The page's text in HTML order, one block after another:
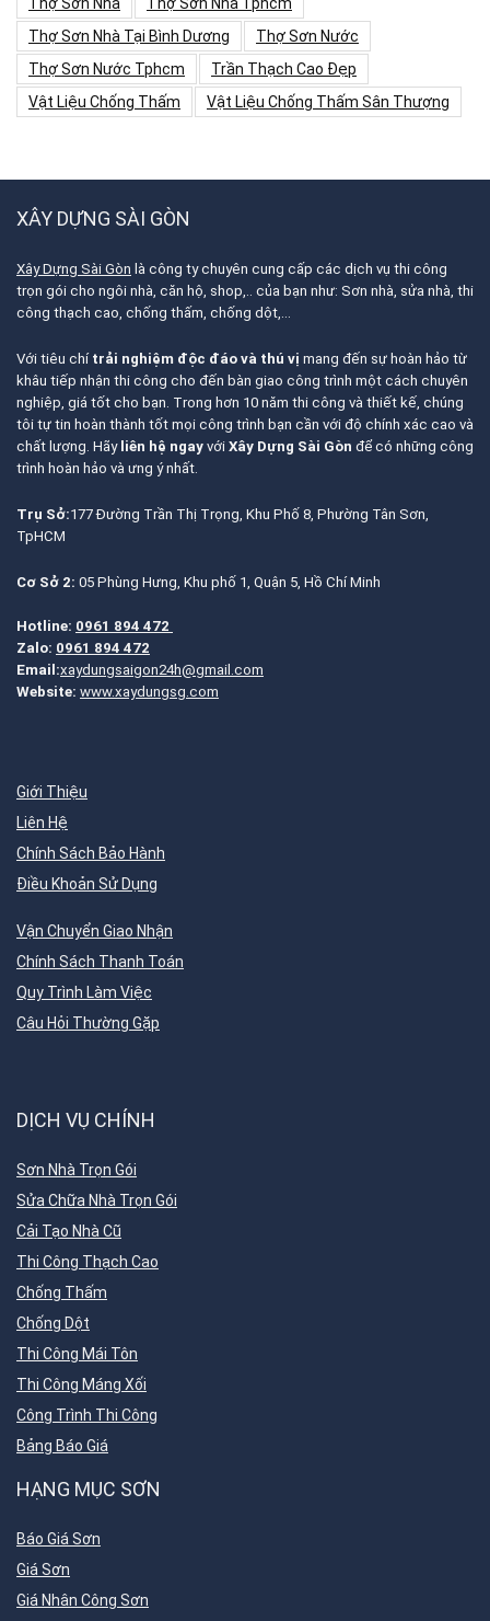
Thợ Sơn Nhà Tại Bình Dương
Thợ Sơn Nước
Thợ Sơn Nước Tphcm
Trần Thạch Cao Đẹp
Vật Liệu Chống Thấm
Vật Liệu Chống Thấm Sân Thượng
XÂY DỰNG SÀI GÒN
Xây Dựng Sài Gòn là công ty chuyên cung cấp các dịch vụ thi công
trọn gói cho ngôi nhà, căn hộ, shop,.. của bạn như: Sơn nhà, sửa nhà, thi
công thạch cao, chống thấm, chống dột,…
Với tiêu chí trải nghiệm độc đáo và thú vị mang đến sự hoàn hảo từ
khâu tiếp nhận thi công cho đến bàn giao công trình một cách chuyên
nghiệp, giá tốt cho bạn. Trong hơn 10 năm thi công và thiết kế, chúng
tôi tự tin hoàn thành tốt mọi công trình bạn cần với độ chính xác cao và
chất lượng. Hãy liên hệ ngay với Xây Dựng Sài Gòn để có những công
trình hoàn hảo và ưng ý nhất.
Trụ Sở:177 Đường Trần Thị Trọng, Khu Phố 8, Phường Tân Sơn,
TpHCM
Cơ Sở 2: 05 Phùng Hưng, Khu phố 1, Quận 5, Hồ Chí Minh
Hotline: 0961 894 472
Zalo: 0961 894 472
Email:xaydungsaigon24h@gmail.com
Website: www.xaydungsg.com
Giới Thiệu
Liên Hệ
Chính Sách Bảo Hành
Điều Khoản Sử Dụng
Vận Chuyển Giao Nhận
Chính Sách Thanh Toán
Quy Trình Làm Việc
Câu Hỏi Thường Gặp
DỊCH VỤ CHÍNH
Sơn Nhà Trọn Gói
Sửa Chữa Nhà Trọn Gói
Cải Tạo Nhà Cũ
Thi Công Thạch Cao
Chống Thấm
Chống Dột
Thi Công Mái Tôn
Thi Công Máng Xối
Công Trình Thi Công
Bảng Báo Giá
HẠNG MỤC SƠN
Báo Giá Sơn
Giá Sơn
Giá Nhân Công Sơn